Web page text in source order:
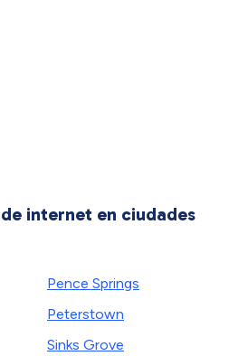
internet en ciudades
Pence Springs
Peterstown
Sinks Grove